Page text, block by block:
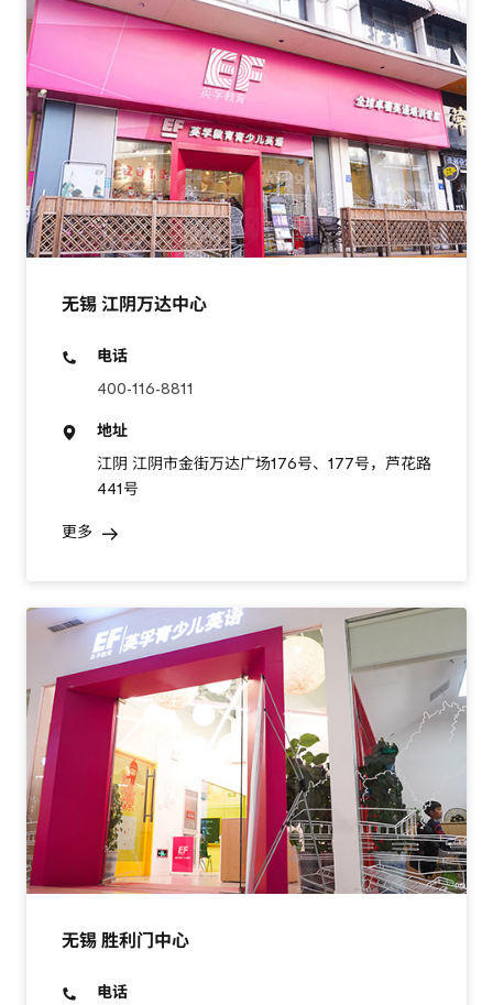
无锡 江阴万达中心
电话
400-116-8811
地址
江阴 江阴市金街万达广场176号、177号，芦花路
441号
更多
无锡 胜利门中心
电话